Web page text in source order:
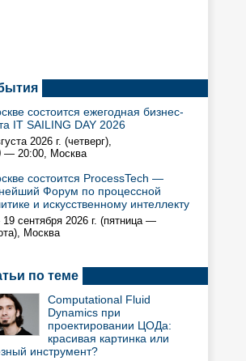
состоится ежегодная бизнес-
IT SAILING DAY 2026
2026 г. (четверг),
— 20:00, Москва
состоится ProcessTech —
Форум по процессной
и искусственному интеллекту
сентября 2026 г. (пятница —
Москва
по теме
Computational Fluid
Dynamics при
проектировании ЦОДа:
красивая картинка или
инструмент?